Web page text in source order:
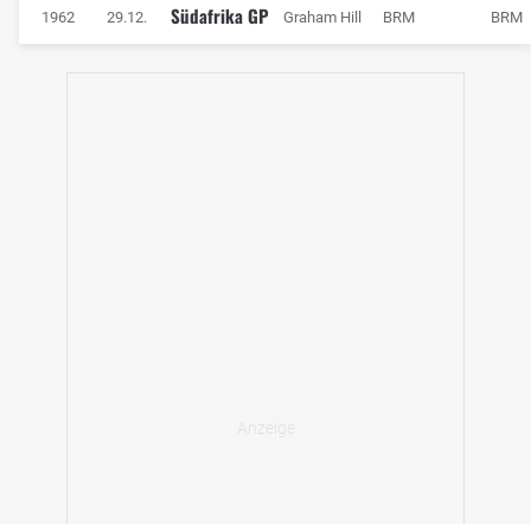
1962 29.12. Südafrika GP Graham Hill BRM BRM